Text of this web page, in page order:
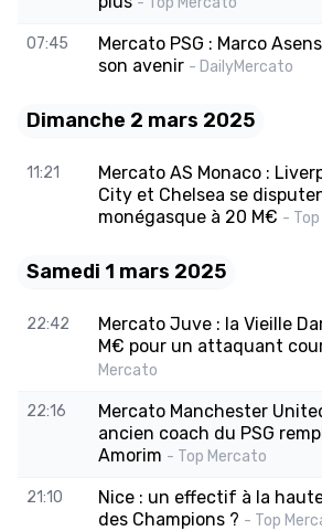
07:45
Mercato PSG : Marco
son avenir - DailyMercato
Dimanche 2 mars 2025
11:21
Mercato AS Monaco :
City et Chelsea se
monégasque à 20 M€ -
Samedi 1 mars 2025
22:42
Mercato Juve : la Vieille
M€ pour un attaquant
Mercato
22:16
Mercato Manchester
ancien coach du PSG
Amorim - Top Mercato
21:10
Nice : un effectif à la
des Champions ? - Top